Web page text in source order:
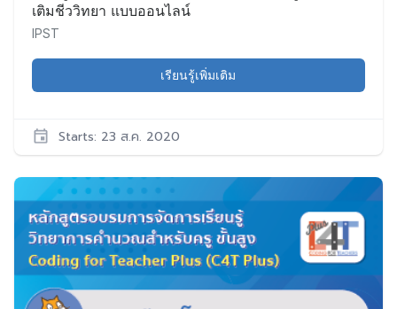
เติมชีววิทยา แบบออนไลน์
IPST
เรียนรู้เพิ่มเติม
Starts: 23 ส.ค. 2020
IPST
Bio002
เริ่ม:
23
ส.ค.
2020